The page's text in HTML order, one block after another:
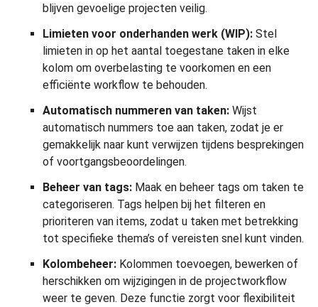
blijven gevoelige projecten veilig.
Limieten voor onderhanden werk (WIP): Stel
limieten in op het aantal toegestane taken in elke
kolom om overbelasting te voorkomen en een
efficiënte workflow te behouden.
Automatisch nummeren van taken: Wijst
automatisch nummers toe aan taken, zodat je er
gemakkelijk naar kunt verwijzen tijdens besprekingen
of voortgangsbeoordelingen.
Beheer van tags: Maak en beheer tags om taken te
categoriseren. Tags helpen bij het filteren en
prioriteren van items, zodat u taken met betrekking
tot specifieke thema’s of vereisten snel kunt vinden.
Kolombeheer: Kolommen toevoegen, bewerken of
herschikken om wijzigingen in de projectworkflow
weer te geven. Deze functie zorgt voor flexibiliteit